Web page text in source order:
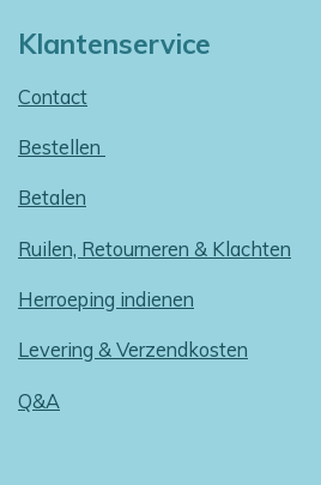
Klantenservice
Contact
Bestellen
Betalen
Ruilen, Retourneren & Klachten
Herroeping indienen
Levering & Verzendkosten
Q&A